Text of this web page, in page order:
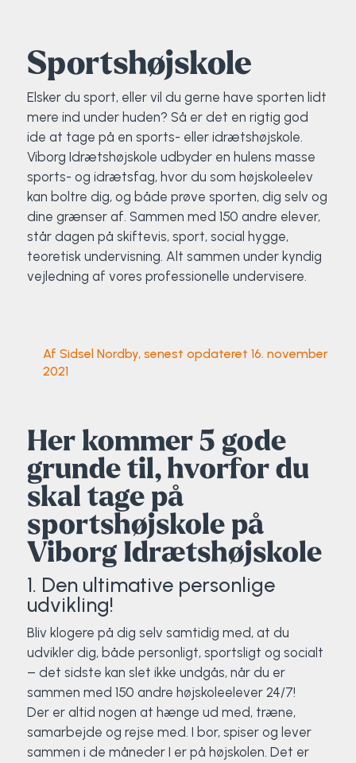
Sportshøjskole
Elsker du sport, eller vil du gerne have sporten lidt
mere ind under huden? Så er det en rigtig god
ide at tage på en sports- eller idrætshøjskole.
Viborg Idrætshøjskole udbyder en hulens masse
sports- og idrætsfag, hvor du som højskoleelev
kan boltre dig, og både prøve sporten, dig selv og
dine grænser af. Sammen med 150 andre elever,
står dagen på skiftevis, sport, social hygge,
teoretisk undervisning. Alt sammen under kyndig
vejledning af vores professionelle undervisere.
Af Sidsel Nordby, senest opdateret 16. november
2021
Her kommer 5 gode
grunde til, hvorfor du
skal tage på
sportshøjskole på
Viborg Idrætshøjskole
1. Den ultimative personlige
udvikling!
Bliv klogere på dig selv samtidig med, at du
udvikler dig, både personligt, sportsligt og socialt
– det sidste kan slet ikke undgås, når du er
sammen med 150 andre højskoleelever 24/7!
Der er altid nogen at hænge ud med, træne,
samarbejde og rejse med. I bor, spiser og lever
sammen i de måneder I er på højskolen. Det er
Brochure
Priser
Fodbold
Friluftsliv
Futsal
Golf
Hiphop
HYROX
Klatring
OCR
Padel
Pardans
Rytmisk gymnastik
Ski & snowboard
Spring
Styrketræning
Surf
Sportsmassør
Strik og Hækling
Udekøkken
Ølbrygning
Politi-teori
Ro på
Sportspsykologi
Træner- og lederakademi
Sportsmassør
Træner- og lederakademi
Skitur til Norge
Surf i Marokko
Peter Fuglsang
Thomas Skovgaard
Trine Rask-Nielsen
Troels Rasmussen